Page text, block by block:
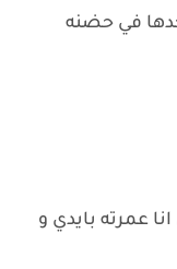
في حضنه
عمرته بايدي و